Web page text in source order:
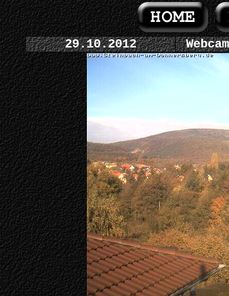
29.10.2012